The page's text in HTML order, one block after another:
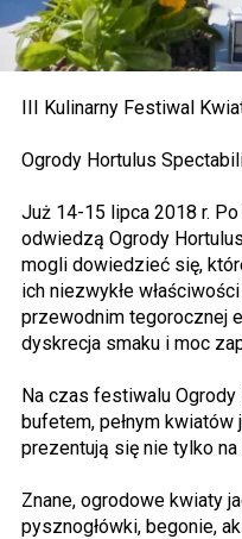
III Kulinarny Festiwal
Ogrody Hortulus
Już 14-15 lipca 2018 r.
odwiedzą Ogrody
mogli dowiedzieć się,
ich niezwykłe
przewodnim tegorocznej
dyskrecja smaku i moc
Na czas festiwalu
bufetem, pełnym
prezentują się nie tylko na
Znane, ogrodowe kwiaty
pysznogłówki, begonie,